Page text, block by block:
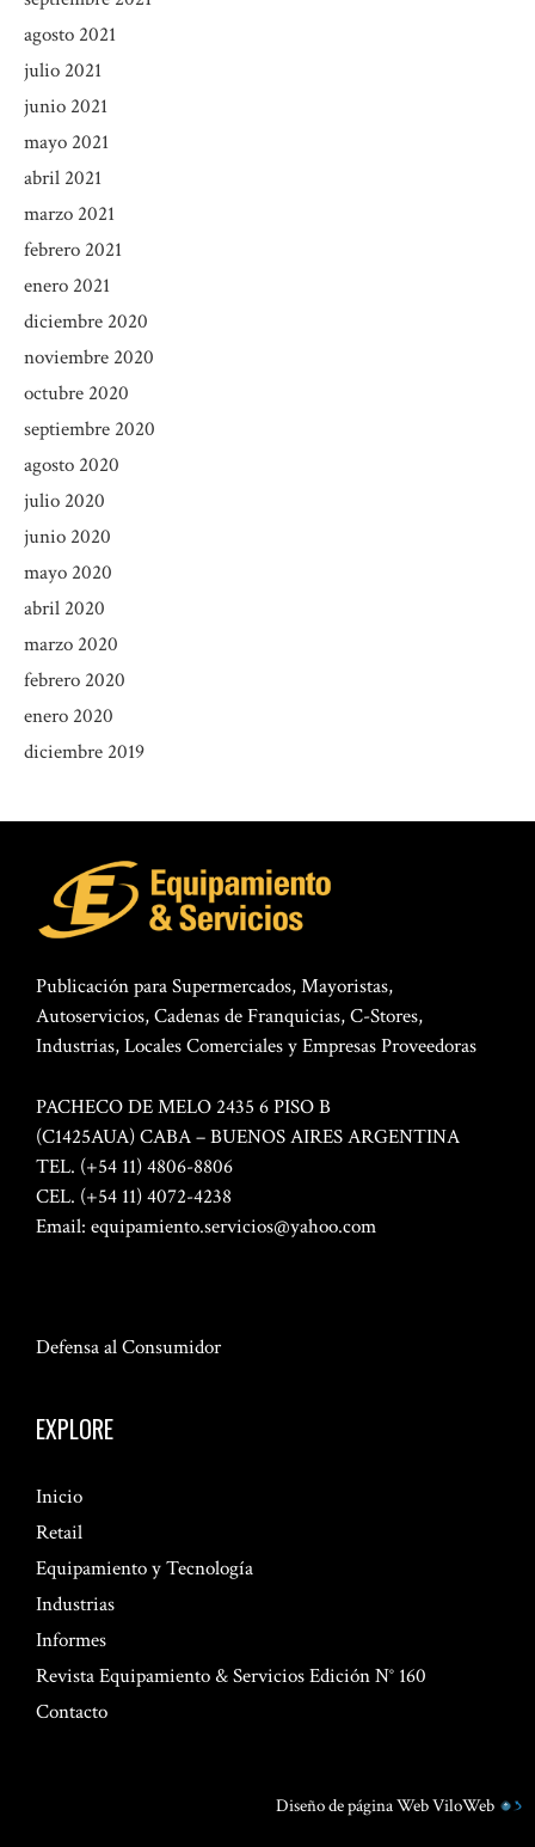
agosto 2021
julio 2021
junio 2021
mayo 2021
abril 2021
marzo 2021
febrero 2021
enero 2021
diciembre 2020
noviembre 2020
octubre 2020
septiembre 2020
agosto 2020
julio 2020
junio 2020
mayo 2020
abril 2020
marzo 2020
febrero 2020
enero 2020
diciembre 2019
Publicación para Supermercados, Mayoristas,
Autoservicios, Cadenas de Franquicias, C-Stores,
Industrias, Locales Comerciales y Empresas Proveedoras
PACHECO DE MELO 2435 6 PISO B
(C1425AUA) CABA – BUENOS AIRES ARGENTINA
TEL. (+54 11) 4806-8806
CEL. (+54 11) 4072-4238
Email: equipamiento.servicios@yahoo.com
Defensa al Consumidor
EXPLORE
Inicio
Retail
Equipamiento y Tecnología
Industrias
Informes
Revista Equipamiento & Servicios Edición N° 160
Contacto
Diseño de página WebViloWeb